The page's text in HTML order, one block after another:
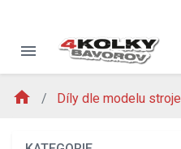
menu
home Díly dle modelu stroje